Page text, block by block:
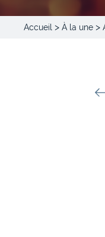
Accueil > À la une >